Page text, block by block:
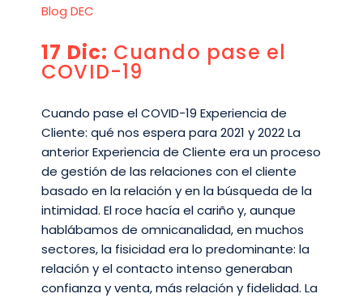
Blog DEC
17 Dic: Cuando pase el
COVID-19
Cuando pase el COVID-19 Experiencia de
Cliente: qué nos espera para 2021 y 2022 La
anterior Experiencia de Cliente era un proceso
de gestión de las relaciones con el cliente
basado en la relación y en la búsqueda de la
intimidad. El roce hacía el cariño y, aunque
hablábamos de omnicanalidad, en muchos
sectores, la fisicidad era lo predominante: la
relación y el contacto intenso generaban
confianza y venta, más relación y fidelidad. La